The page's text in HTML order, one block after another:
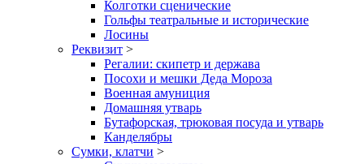
Колготки сценические
Гольфы театральные и исторические
Лосины
Реквизит >
Регалии: скипетр и держава
Посохи и мешки Деда Мороза
Военная амуниция
Домашняя утварь
Бутафорская, трюковая посуда и утварь
Канделябры
Сумки, клатчи >